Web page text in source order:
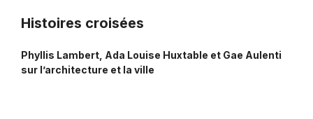
Histoires croisées
Phyllis Lambert, Ada Louise Huxtable et Gae Aulenti
sur l’architecture et la ville